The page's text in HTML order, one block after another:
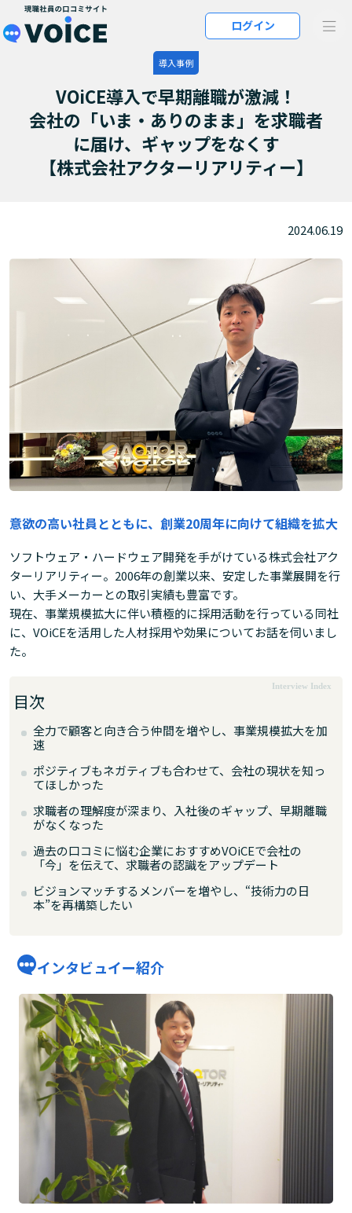
メインコンテンツにスキップ
VOiCE 現職社員の口コミサイト
ログイン
導入事例
VOiCE導入で早期離職が激減！
会社の「いま・ありのまま」を求職者
に届け、ギャップをなくす
【株式会社アクターリアリティー】
2024.06.19
意欲の高い社員とともに、創業20周年に向けて組織を拡大
ソフトウェア・ハードウェア開発を手がけている株式会社アク
ターリアリティー。2006年の創業以来、安定した事業展開を行
い、大手メーカーとの取引実績も豊富です。
現在、事業規模拡大に伴い積極的に採用活動を行っている同社
に、VOiCEを活用した人材採用や効果についてお話を伺いまし
た。
全力で顧客と向き合う仲間を増やし、事業規模拡大を加
速
ポジティブもネガティブも合わせて、会社の現状を知っ
てほしかった
求職者の理解度が深まり、入社後のギャップ、早期離職
がなくなった
過去の口コミに悩む企業におすすめVOiCEで会社の
「今」を伝えて、求職者の認識をアップデート
ビジョンマッチするメンバーを増やし、“技術力の日
本”を再構築したい
インタビュイー紹介